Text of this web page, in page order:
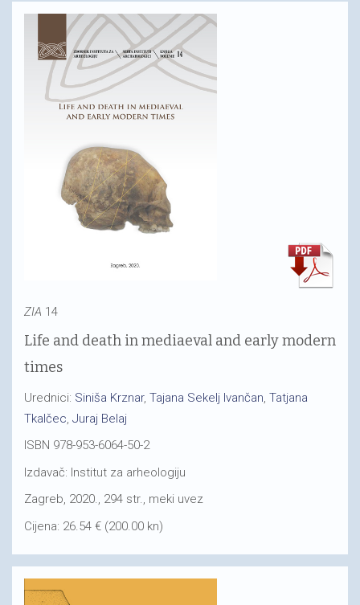
ZIA 14
Life and death in mediaeval and early modern
times
Urednici: Siniša Krznar, Tajana Sekelj Ivančan Tatjana
Tkalčec Juraj Belaj
ISBN 978-953-6064-50-2
Izdavač: Institut za arheologiju
Zagreb, 2020., 294 str., meki uvez
Cijena: 26.54 € (200.00 kn)